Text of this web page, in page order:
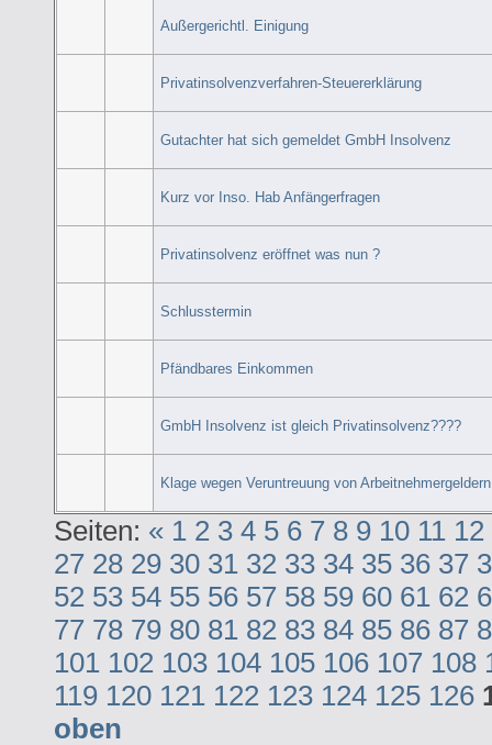
Außergerichtl. Einigung
Privatinsolvenzverfahren-Steuererklärung
Gutachter hat sich gemeldet GmbH Insolvenz
Kurz vor Inso. Hab Anfängerfragen
Privatinsolvenz eröffnet was nun ?
Schlusstermin
Pfändbares Einkommen
GmbH Insolvenz ist gleich Privatinsolvenz????
Klage wegen Veruntreuung von Arbeitnehmergeldern
Seiten: « 1 2 3 4 5 6 7 8 9 10 11 12
27 28 29 30 31 32 33 34 35 36 37
52 53 54 55 56 57 58 59 60 61 62
77 78 79 80 81 82 83 84 85 86 87
101 102 103 104 105 106 107 108
119 120 121 122 123 124 125 126
oben